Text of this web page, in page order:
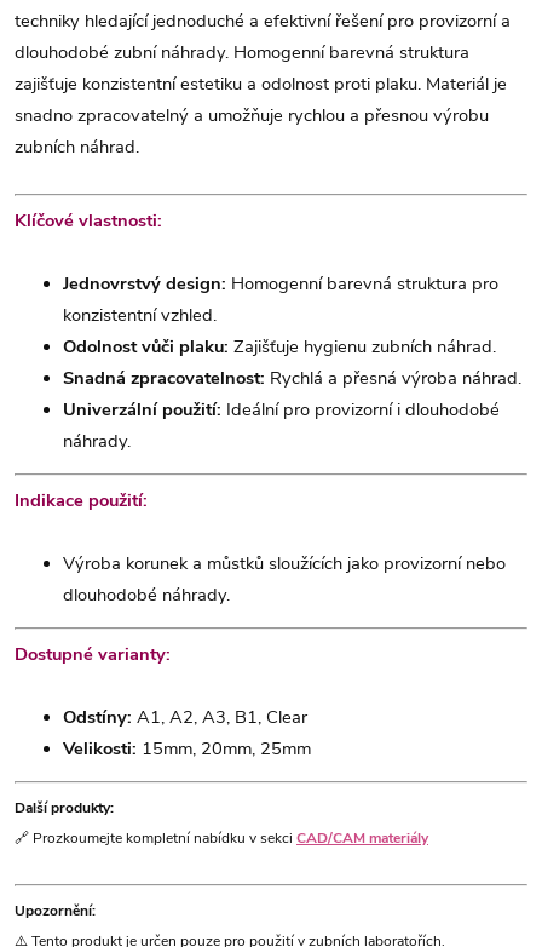
techniky hledající jednoduché a efektivní řešení pro provizorní a
dlouhodobé zubní náhrady. Homogenní barevná struktura
zajišťuje konzistentní estetiku a odolnost proti plaku. Materiál je
snadno zpracovatelný a umožňuje rychlou a přesnou výrobu
zubních náhrad.
Klíčové vlastnosti:
Jednovrstvý design: Homogenní barevná struktura pro
konzistentní vzhled.
Odolnost vůči plaku: Zajišťuje hygienu zubních náhrad.
Snadná zpracovatelnost: Rychlá a přesná výroba náhrad.
Univerzální použití: Ideální pro provizorní i dlouhodobé
náhrady.
Indikace použití:
Výroba korunek a můstků sloužících jako provizorní nebo
dlouhodobé náhrady.
Dostupné varianty:
Odstíny: A1, A2, A3, B1, Clear
Velikosti: 15mm, 20mm, 25mm
Další produkty:
🔗 Prozkoumejte kompletní nabídku v sekci CAD/CAM materiály
Upozornění:
⚠️ Tento produkt je určen pouze pro použití v zubních laboratořích.